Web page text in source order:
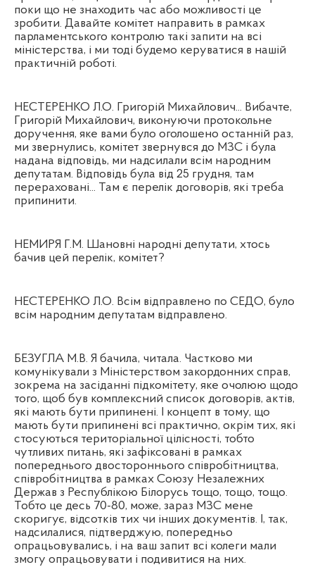
поки що не знаходить час або можливості це
зробити. Давайте комітет направить в рамках
парламентського контролю такі запити на всі
міністерства, і ми тоді будемо керуватися в нашій
практичній роботі.
НЕСТЕРЕНКО Л.О. Григорій Михайлович... Вибачте,
Григорій Михайлович, виконуючи протокольне
доручення, яке вами було оголошено останній раз,
ми звернулись, комітет звернувся до МЗС і була
надана відповідь, ми надсилали всім народним
депутатам. Відповідь була від 25 грудня, там
перераховані... Там є перелік договорів, які треба
припинити.
НЕМИРЯ Г.М. Шановні народні депутати, хтось
бачив цей перелік, комітет?
НЕСТЕРЕНКО Л.О. Всім відправлено по СЕДО, було
всім народним депутатам відправлено.
БЕЗУГЛА М.В. Я бачила, читала. Частково ми
комунікували з Міністерством закордонних справ,
зокрема на засіданні підкомітету, яке очолюю щодо
того, щоб був комплексний список договорів, актів,
які мають бути припинені. І концепт в тому, що
мають бути припинені всі практично, окрім тих, які
стосуються територіальної цілісності, тобто
чутливих питань, які зафіксовані в рамках
попереднього двостороннього співробітництва,
співробітництва в рамках Союзу Незалежних
Держав з Республікою Білорусь тощо, тощо, тощо.
Тобто це десь 70-80, може, зараз МЗС мене
скоригує, відсотків тих чи інших документів. І, так,
надсилалися, підтверджую, попередньо
опрацьовувались, і на ваш запит всі колеги мали
змогу опрацьовувати і подивитися на них.